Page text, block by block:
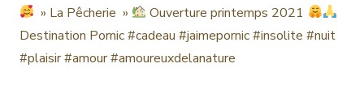
» La Pêcherie »
Ouverture printemps 2021
Destination Pornic#cadeau #jaimepornic#insolite #nuit
#plaisir#amour#amoureuxdelanature